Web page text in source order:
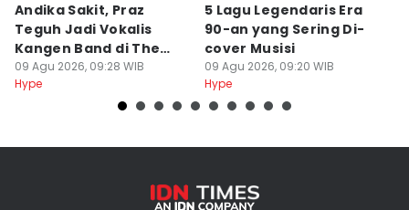
Andika Sakit, Praz
Teguh Jadi Vokalis
Kangen Band di The
Sounds Project
09 Agu 2026, 09:28 WIB
Hype
5 Lagu Legendaris Era
90-an yang Sering Di-
cover Musisi
09 Agu 2026, 09:20 WIB
Hype